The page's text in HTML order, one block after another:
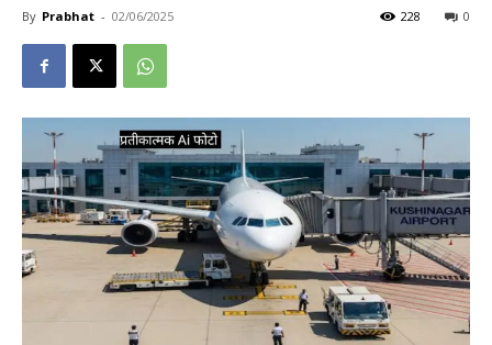
By Prabhat - 02/06/2025 0
228